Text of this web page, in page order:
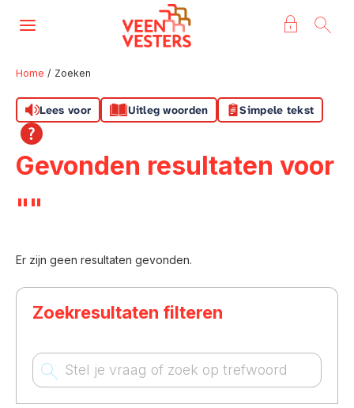
Naar hoofdinhoud
Naar hoofdnavigatiemenu
Naar zoeken
Naar de homepage
Ga naar Hoofd
Home Zoeken
Lees voor Uitleg woorden Simpele tekst
Gevonden resultaten voor
""
Er zijn geen resultaten gevonden.
Zoekresultaten filteren
Zoeken
Vraag of trefwoord